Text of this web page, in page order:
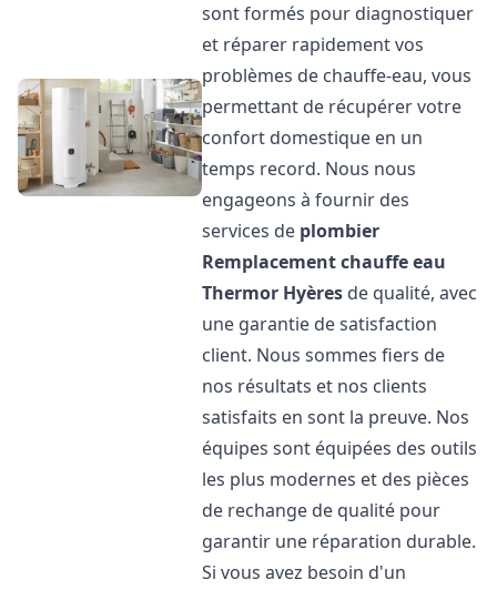
sont formés pour diagnostiquer
et réparer rapidement vos
problèmes de chauffe-eau, vous
permettant de récupérer votre
confort domestique en un
temps record. Nous nous
engageons à fournir des
services de plombier
Remplacement chauffe eau
Thermor Hyères de qualité, avec
une garantie de satisfaction
client. Nous sommes fiers de
nos résultats et nos clients
satisfaits en sont la preuve. Nos
équipes sont équipées des outils
les plus modernes et des pièces
de rechange de qualité pour
garantir une réparation durable.
Si vous avez besoin d'un